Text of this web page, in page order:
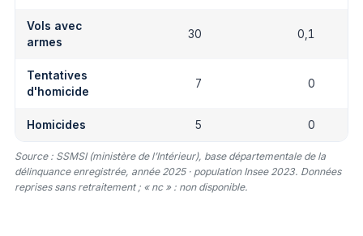
Vols avec
armes
30 0,1
Tentatives
d'homicide
7 0
Homicides 5 0
Source : SSMSI (ministère de l’Intérieur), base départementale de la
délinquance enregistrée, année 2025 · population Insee 2023. Données
reprises sans retraitement ; « nc » : non disponible.